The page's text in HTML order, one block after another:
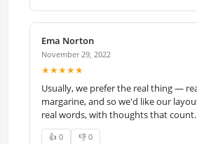
Ema Norton
November 29, 2022
★★★★★
Usually, we prefer the real thing —
margarine, and so we'd like our
real words, with thoughts that count.
👍 0 👎 0